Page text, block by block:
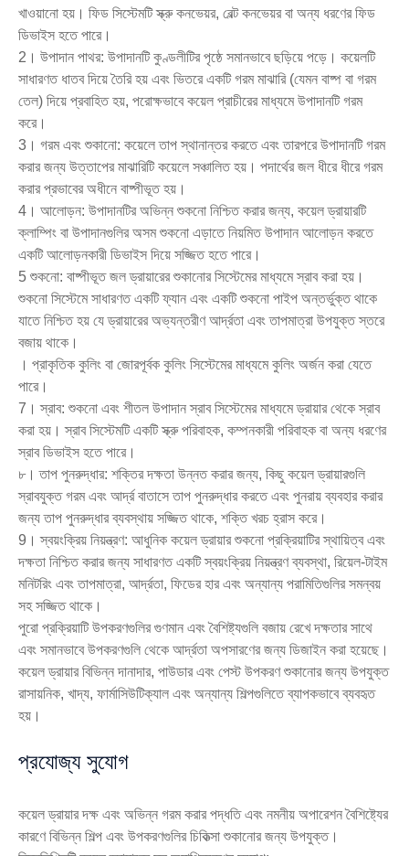
খাওয়ানো হয়। ফিড সিস্টেমটি স্ক্রু কনভেয়র, বেল্ট কনভেয়র বা অন্য ধরণের ফিড
ডিভাইস হতে পারে।
2। উপাদান পাথর: উপাদানটি কুণ্ডলীটির পৃষ্ঠে সমানভাবে ছড়িয়ে পড়ে। কয়েলটি
সাধারণত ধাতব দিয়ে তৈরি হয় এবং ভিতরে একটি গরম মাঝারি (যেমন বাষ্প বা গরম
তেল) দিয়ে প্রবাহিত হয়, পরোক্ষভাবে কয়েল প্রাচীরের মাধ্যমে উপাদানটি গরম
করে।
3। গরম এবং শুকানো: কয়েলে তাপ স্থানান্তর করতে এবং তারপরে উপাদানটি গরম
করার জন্য উত্তাপের মাঝারিটি কয়েলে সঞ্চালিত হয়। পদার্থের জল ধীরে ধীরে গরম
করার প্রভাবের অধীনে বাষ্পীভূত হয়।
4। আলোড়ন: উপাদানটির অভিন্ন শুকনো নিশ্চিত করার জন্য, কয়েল ড্রায়ারটি
ক্লাম্পিং বা উপাদানগুলির অসম শুকনো এড়াতে নিয়মিত উপাদান আলোড়ন করতে
একটি আলোড়নকারী ডিভাইস দিয়ে সজ্জিত হতে পারে।
5 শুকনো: বাষ্পীভূত জল ড্রায়ারের শুকানোর সিস্টেমের মাধ্যমে স্রাব করা হয়।
শুকনো সিস্টেমে সাধারণত একটি ফ্যান এবং একটি শুকনো পাইপ অন্তর্ভুক্ত থাকে
যাতে নিশ্চিত হয় যে ড্রায়ারের অভ্যন্তরীণ আর্দ্রতা এবং তাপমাত্রা উপযুক্ত স্তরে
বজায় থাকে।
। প্রাকৃতিক কুলিং বা জোরপূর্বক কুলিং সিস্টেমের মাধ্যমে কুলিং অর্জন করা যেতে
পারে।
7। স্রাব: শুকনো এবং শীতল উপাদান স্রাব সিস্টেমের মাধ্যমে ড্রায়ার থেকে স্রাব
করা হয়। স্রাব সিস্টেমটি একটি স্ক্রু পরিবাহক, কম্পনকারী পরিবাহক বা অন্য ধরণের
স্রাব ডিভাইস হতে পারে।
৮। তাপ পুনরুদ্ধার: শক্তির দক্ষতা উন্নত করার জন্য, কিছু কয়েল ড্রায়ারগুলি
স্রাবযুক্ত গরম এবং আর্দ্র বাতাসে তাপ পুনরুদ্ধার করতে এবং পুনরায় ব্যবহার করার
জন্য তাপ পুনরুদ্ধার ব্যবস্থায় সজ্জিত থাকে, শক্তি খরচ হ্রাস করে।
9। স্বয়ংক্রিয় নিয়ন্ত্রণ: আধুনিক কয়েল ড্রায়ার শুকনো প্রক্রিয়াটির স্থায়িত্ব এবং
দক্ষতা নিশ্চিত করার জন্য সাধারণত একটি স্বয়ংক্রিয় নিয়ন্ত্রণ ব্যবস্থা, রিয়েল-টাইম
মনিটরিং এবং তাপমাত্রা, আর্দ্রতা, ফিডের হার এবং অন্যান্য পরামিতিগুলির সমন্বয়
সহ সজ্জিত থাকে।
পুরো প্রক্রিয়াটি উপকরণগুলির গুণমান এবং বৈশিষ্ট্যগুলি বজায় রেখে দক্ষতার সাথে
এবং সমানভাবে উপকরণগুলি থেকে আর্দ্রতা অপসারণের জন্য ডিজাইন করা হয়েছে।
কয়েল ড্রায়ার বিভিন্ন দানাদার, পাউডার এবং পেস্ট উপকরণ শুকানোর জন্য উপযুক্ত
রাসায়নিক, খাদ্য, ফার্মাসিউটিক্যাল এবং অন্যান্য শিল্পগুলিতে ব্যাপকভাবে ব্যবহৃত
হয়।
প্রযোজ্য সুযোগ
কয়েল ড্রায়ার দক্ষ এবং অভিন্ন গরম করার পদ্ধতি এবং নমনীয় অপারেশন বৈশিষ্ট্যের
কারণে বিভিন্ন শিল্প এবং উপকরণগুলির চিকিত্সা শুকানোর জন্য উপযুক্ত।